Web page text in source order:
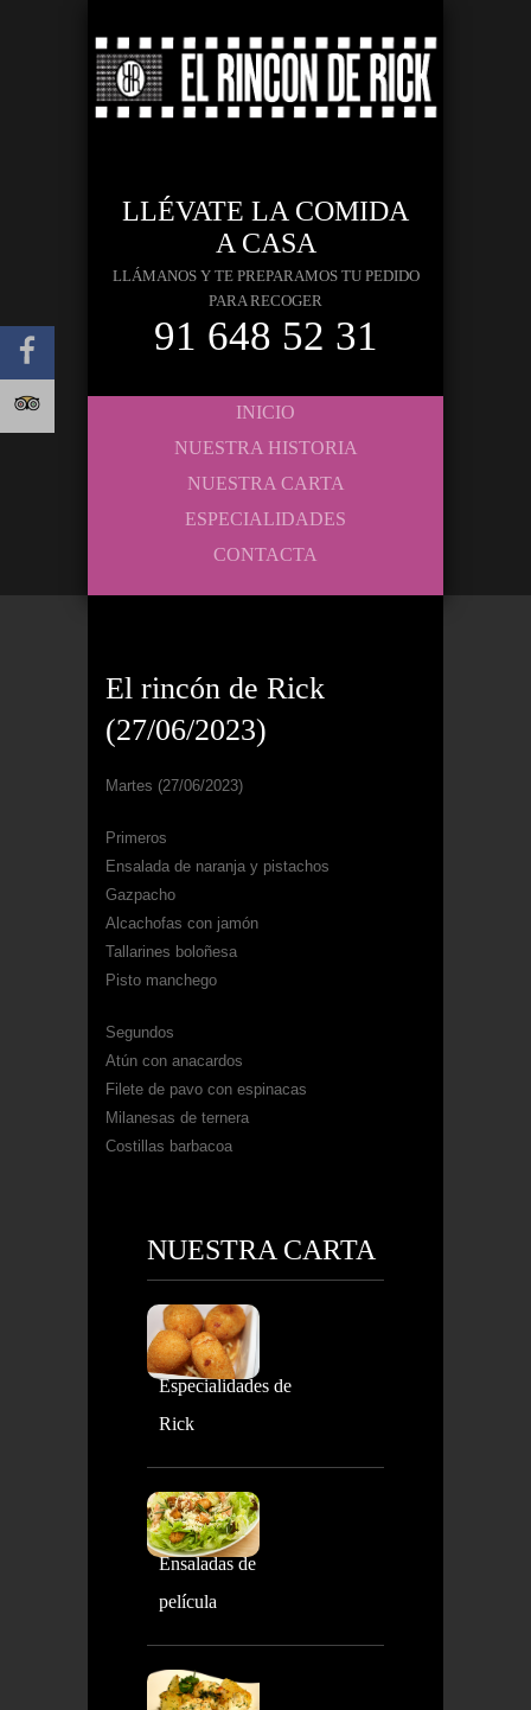
LLÉVATE LA COMIDA
A CASA
LLÁMANOS Y TE PREPARAMOS TU PEDIDO
PARA RECOGER
91 648 52 31
INICIO
NUESTRA HISTORIA
NUESTRA CARTA
ESPECIALIDADES
CONTACTA
El rincón de Rick
(27/06/2023)
Martes (27/06/2023)
Primeros
Ensalada de naranja y pistachos
Gazpacho
Alcachofas con jamón
Tallarines boloñesa
Pisto manchego
Segundos
Atún con anacardos
Filete de pavo con espinacas
Milanesas de ternera
Costillas barbacoa
NUESTRA CARTA
Especialidades de
Rick
Ensaladas de
película